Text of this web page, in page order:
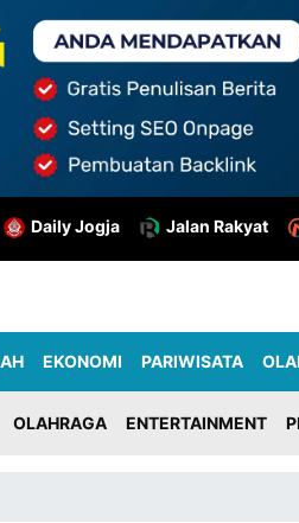
Daily Jogja Jalan Rakyat
EKONOMI PARIWISATA
OLAHRAGA ENTERTAINMENT